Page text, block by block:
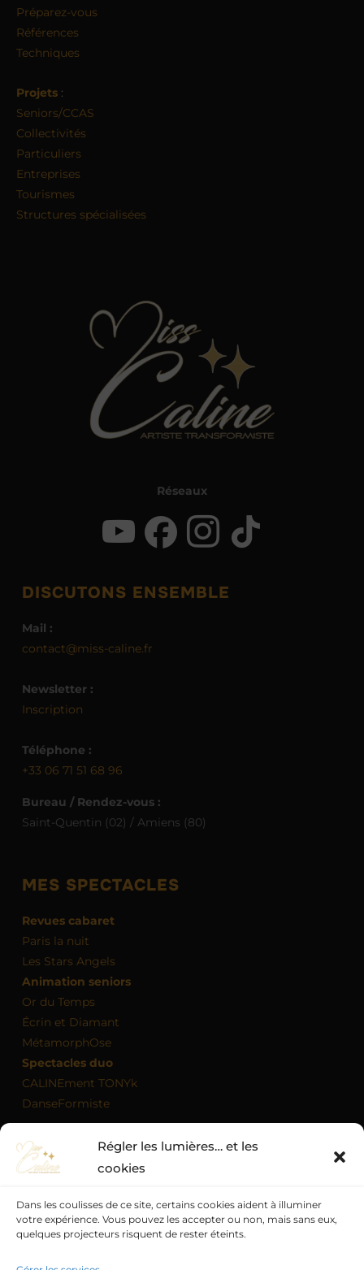
Régler les lumières… et les
cookies
Dans les coulisses de ce site, certains cookies aident à illuminer
votre expérience. Vous pouvez les accepter ou non, mais sans eux,
quelques projecteurs risquent de rester éteints.
Préparez-vous
Références
Techniques
Projets :
Seniors/CCAS
Collectivités
Particuliers
Entreprises
Tourismes
Structures spécialisées
Réseaux
DISCUTONS ENSEMBLE
Mail :
contact@miss-caline.fr
Newsletter :
Inscription
Téléphone :
+33 06 71 51 68 96
Bureau / Rendez-vous :
Saint-Quentin (02) / Amiens (80)
MES SPECTACLES
Revues cabaret
Paris la nuit
Les Stars Angels
Animation seniors
Or du Temps
Écrin et Diamant
MétamorphOse
Spectacles duo
CALINEment TONYk
DanseFormiste
MON AGENDA